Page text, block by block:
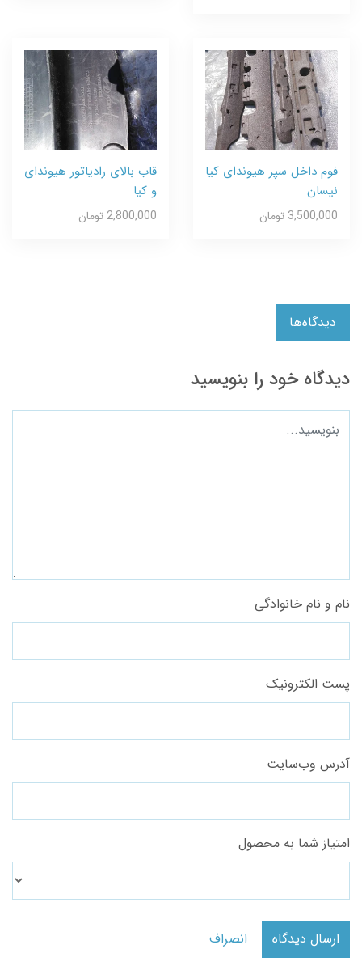
فوم داخل سپر هیوندای کیا
نیسان
3,500,000 تومان
قاب بالای رادیاتور هیوندای
و کیا
2,800,000 تومان
دیدگاه‌ها
دیدگاه خود را بنویسید
نام و نام خانوادگی
پست الکترونیک
آدرس وب‌سایت
امتیاز شما به محصول
ارسال دیدگاه انصراف